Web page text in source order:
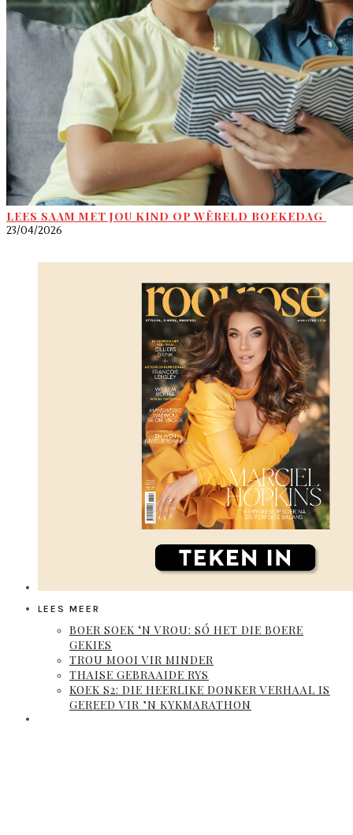
LEES SAAM MET JOU KIND OP WÊRELD BOEKEDAG
23/04/2026
LEES MEER
BOER SOEK ‘N VROU: SÓ HET DIE BOERE
GEKIES
TROU MOOI VIR MINDER
THAISE GEBRAAIDE RYS
KOEK S2: DIE HEERLIKE DONKER VERHAAL IS
GEREED VIR ’N KYKMARATHON